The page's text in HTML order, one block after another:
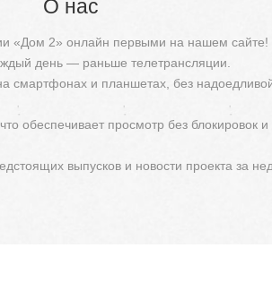
О нас
«Дом 2» онлайн первыми на нашем сайте!
день — раньше телетрансляции.
смартфонах и планшетах, без
обеспечивает просмотр без блокировок
выпусков и новости проекта за